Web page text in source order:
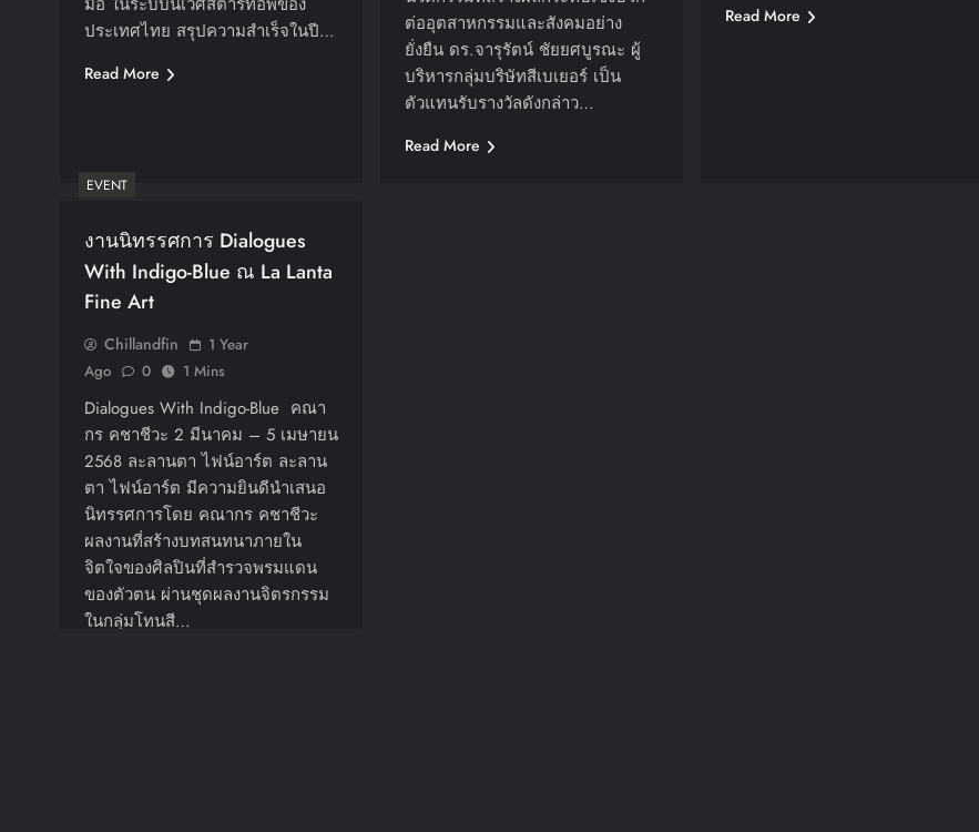
ประเทศไทย สรุปความสำเร็จในปี…
Read More
ต่ออุตสาหกรรมและสังคมอย่าง
ยั่งยืน ดร.จารุรัตน์ ชัยยศบูรณะ ผู้
บริหารกลุ่มบริษัทสีเบเยอร์ เป็น
ตัวแทนรับรางวัลดังกล่าว…
Read More
Read More
EVENT
งานนิทรรศการ Dialogues
With Indigo-Blue ณ La Lanta
Fine Art
Chillandfin
1 Year
Ago
0 1 Mins
Dialogues With Indigo-Blue คณา
กร คชาชีวะ 2 มีนาคม – 5 เมษายน
2568 ละลานตา ไฟน์อาร์ต ละลาน
ตา ไฟน์อาร์ต มีความยินดีนำเสนอ
นิทรรศการโดย คณากร คชาชีวะ
ผลงานที่สร้างบทสนทนาภายใน
จิตใจของศิลปินที่สำรวจพรมแดน
ของตัวตน ผ่านชุดผลงานจิตรกรรม
ในกลุ่มโทนสี…